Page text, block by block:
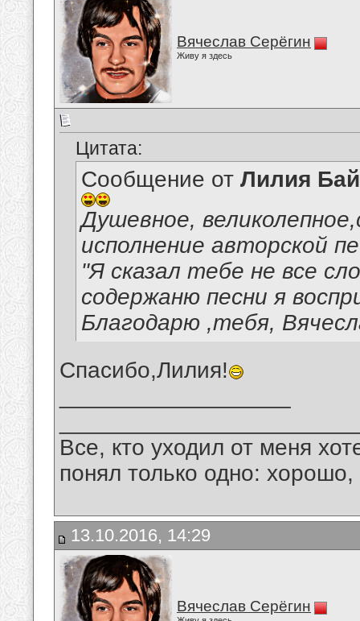
Вячеслав Серёгин
Живу я здесь
Цитата:
Сообщение от Лилия
Душевное,
исполнение авторской
"Я сказал тебе не все
содержаню песни я
Благодарю ,тебя,
Спасибо,Лилия!
Все, кто уходил от меня
понял только одно:
13.10.2016, 14:29
Вячеслав Серёгин